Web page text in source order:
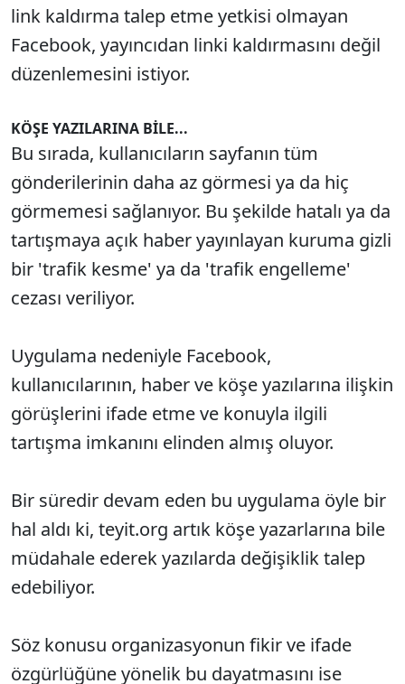
link kaldırma talep etme yetkisi olmayan
Facebook, yayıncıdan linki kaldırmasını değil
düzenlemesini istiyor.
KÖŞE YAZILARINA BİLE...
Bu sırada, kullanıcıların sayfanın tüm
gönderilerinin daha az görmesi ya da hiç
görmemesi sağlanıyor. Bu şekilde hatalı ya da
tartışmaya açık haber yayınlayan kuruma gizli
bir 'trafik kesme' ya da 'trafik engelleme'
cezası veriliyor.
Uygulama nedeniyle Facebook,
kullanıcılarının, haber ve köşe yazılarına ilişkin
görüşlerini ifade etme ve konuyla ilgili
tartışma imkanını elinden almış oluyor.
Bir süredir devam eden bu uygulama öyle bir
hal aldı ki, teyit.org artık köşe yazarlarına bile
müdahale ederek yazılarda değişiklik talep
edebiliyor.
Söz konusu organizasyonun fikir ve ifade
özgürlüğüne yönelik bu dayatmasını ise